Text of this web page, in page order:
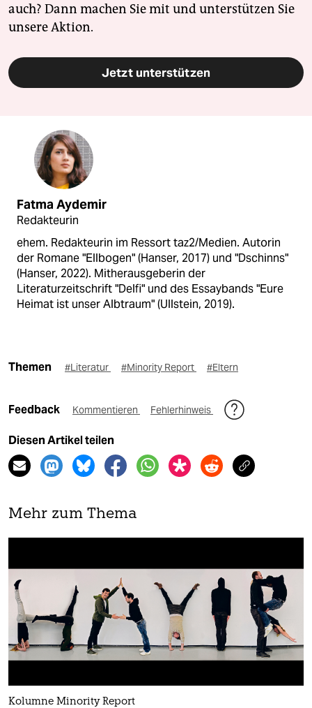
auch? Dann machen Sie mit und unterstützen Sie
unsere Aktion.
Jetzt unterstützen
Fatma Aydemir
Redakteurin
ehem. Redakteurin im Ressort taz2/Medien. Autorin
der Romane "Ellbogen" (Hanser, 2017) und "Dschinns"
(Hanser, 2022). Mitherausgeberin der
Literaturzeitschrift "Delfi" und des Essaybands "Eure
Heimat ist unser Albtraum" (Ullstein, 2019).
Themen #Literatur #Minority Report #Eltern
Feedback Kommentieren Fehlerhinweis
Diesen Artikel teilen
Mehr zum Thema
Kolumne Minority Report